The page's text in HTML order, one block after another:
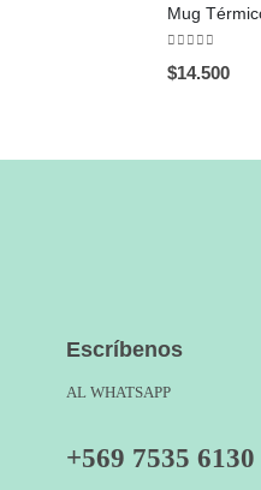
Mug
$14.500
Escríbenos
AL WHATSAPP
+569 7535 6130